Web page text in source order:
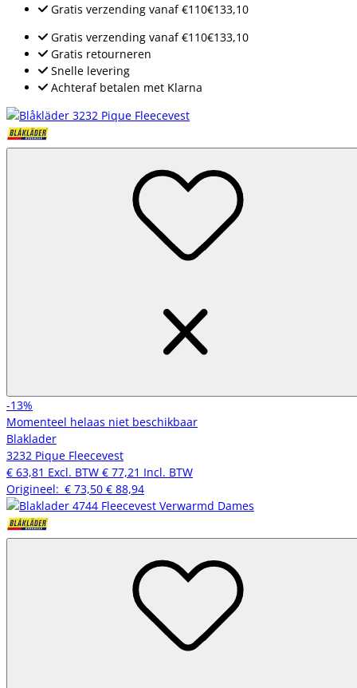
Gratis verzending vanaf€110€133,10
Gratis verzending vanaf€110€133,10
Gratis retourneren
Snelle levering
Achteraf betalen met Klarna
-13%
Momenteel helaas niet beschikbaar
Blaklader
3232 Pique Fleecevest
€ 63,81 Excl. BTW € 77,21 Incl. BTW
Origineel: € 73,50 € 88,94